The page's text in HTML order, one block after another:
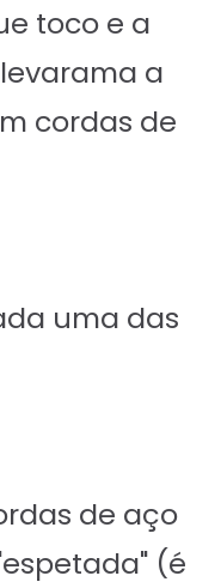
toco e a
a
cordas de
uma das
de aço
(é